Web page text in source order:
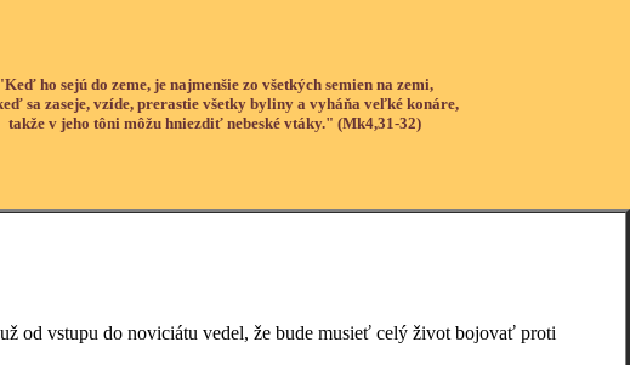
ho sejú do zeme, je najmenšie zo všetkých semien na zemi,
sa zaseje, vzíde, prerastie všetky byliny a vyháňa veľké konáre,
takže v jeho tôni môžu hniezdiť nebeské vtáky." (Mk4,31-32)
vstupu do noviciátu vedel, že bude musieť celý život bojovať proti